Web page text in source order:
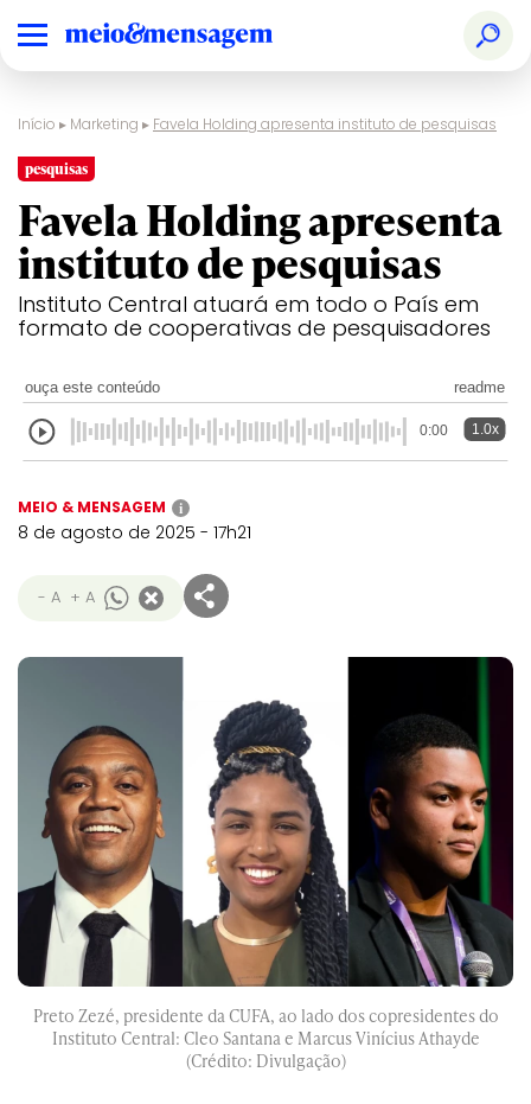
Início ▸ Marketing ▸ Favela Holding apresenta instituto de pesquisas
pesquisas
Favela Holding apresenta
instituto de pesquisas
Instituto Central atuará em todo o País em
formato de cooperativas de pesquisadores
ouça este conteúdo readme
0:00 1.0x
MEIO & MENSAGEM i
8 de agosto de 2025 - 17h21
- A + A
Preto Zezé, presidente da CUFA, ao lado dos copresidentes do
Instituto Central: Cleo Santana e Marcus Vinícius Athayde
(Crédito: Divulgação)